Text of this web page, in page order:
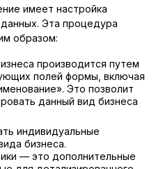
к системе
имеет настройка
Эта процедура
образом:
производится путем
полей формы, включая
Это позволит
данный вид бизнеса
индивидуальные
бизнеса.
— это дополнительные